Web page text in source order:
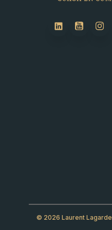
© 2026 Laurent Lagarde